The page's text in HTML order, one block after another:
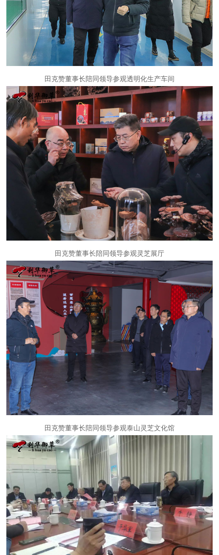
田克赞董事长陪同领导参观透明化生产车间
田克赞董事长陪同领导参观灵芝展厅
田克赞董事长陪同领导参观泰山灵芝文化馆